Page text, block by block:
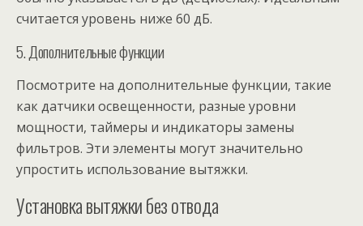
считается уровень ниже 60 дБ.
5. Дополнительные функции
Посмотрите на дополнительные функции, такие
как датчики освещенности, разные уровни
мощности, таймеры и индикаторы замены
фильтров. Эти элементы могут значительно
упростить использование вытяжки.
Установка вытяжки без отвода